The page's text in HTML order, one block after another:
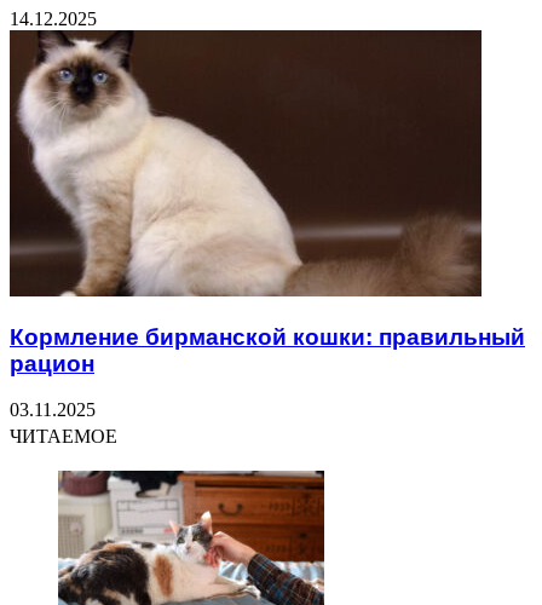
14.12.2025
Кормление бирманской кошки: правильный
рацион
03.11.2025
ЧИТАЕМОЕ